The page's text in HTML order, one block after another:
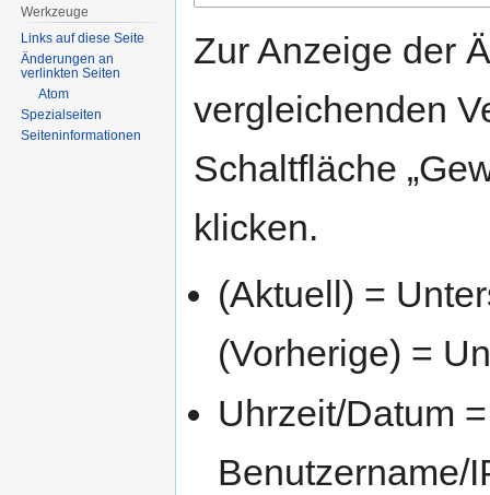
Zur Anzeige der
vergleichenden
Schaltfläche
klicken.
(Aktuell) =
(Vorherige) =
Uhrzeit/Datum
Benutzername/
Werkzeuge
Links auf diese Seite
Änderungen an
verlinkten Seiten
Atom
Spezialseiten
Seiten­informationen